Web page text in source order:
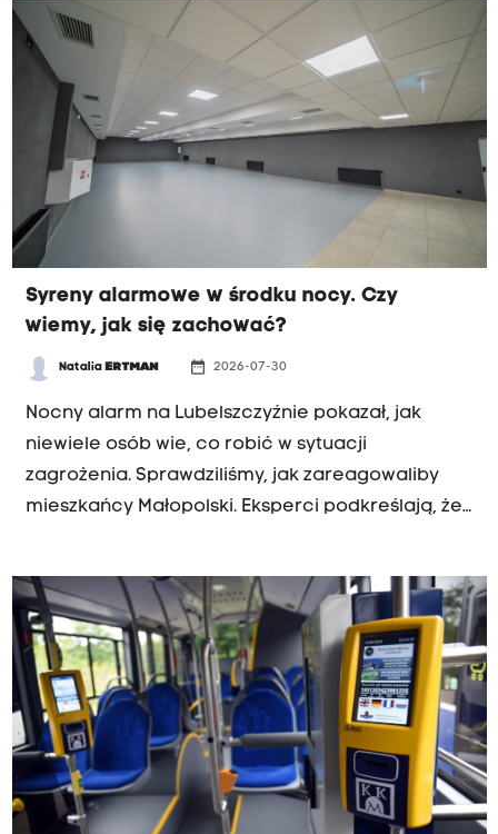
specjalistycznej pomocy.
Syreny alarmowe w środku nocy. Czy
wiemy, jak się zachować?
Natalia ERTMAN date_range 2026-07-30
Nocny alarm na Lubelszczyźnie pokazał, jak
niewiele osób wie, co robić w sytuacji
zagrożenia. Sprawdziliśmy, jak zareagowaliby
mieszkańcy Małopolski. Eksperci podkreślają, że